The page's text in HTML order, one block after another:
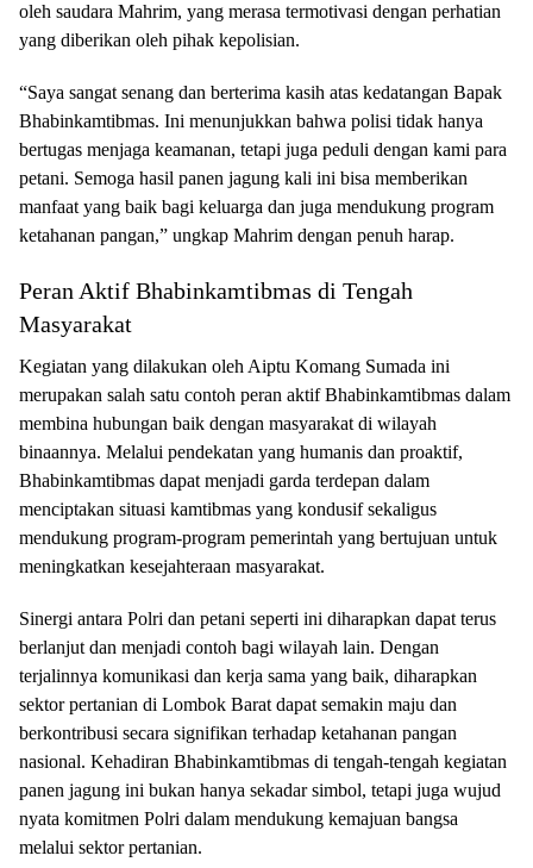
oleh saudara Mahrim, yang merasa termotivasi dengan perhatian
yang diberikan oleh pihak kepolisian.
“Saya sangat senang dan berterima kasih atas kedatangan Bapak
Bhabinkamtibmas. Ini menunjukkan bahwa polisi tidak hanya
bertugas menjaga keamanan, tetapi juga peduli dengan kami para
petani. Semoga hasil panen jagung kali ini bisa memberikan
manfaat yang baik bagi keluarga dan juga mendukung program
ketahanan pangan,” ungkap Mahrim dengan penuh harap.
Peran Aktif Bhabinkamtibmas di Tengah
Masyarakat
Kegiatan yang dilakukan oleh Aiptu Komang Sumada ini
merupakan salah satu contoh peran aktif Bhabinkamtibmas dalam
membina hubungan baik dengan masyarakat di wilayah
binaannya. Melalui pendekatan yang humanis dan proaktif,
Bhabinkamtibmas dapat menjadi garda terdepan dalam
menciptakan situasi kamtibmas yang kondusif sekaligus
mendukung program-program pemerintah yang bertujuan untuk
meningkatkan kesejahteraan masyarakat.
Sinergi antara Polri dan petani seperti ini diharapkan dapat terus
berlanjut dan menjadi contoh bagi wilayah lain. Dengan
terjalinnya komunikasi dan kerja sama yang baik, diharapkan
sektor pertanian di Lombok Barat dapat semakin maju dan
berkontribusi secara signifikan terhadap ketahanan pangan
nasional. Kehadiran Bhabinkamtibmas di tengah-tengah kegiatan
panen jagung ini bukan hanya sekadar simbol, tetapi juga wujud
nyata komitmen Polri dalam mendukung kemajuan bangsa
melalui sektor pertanian.